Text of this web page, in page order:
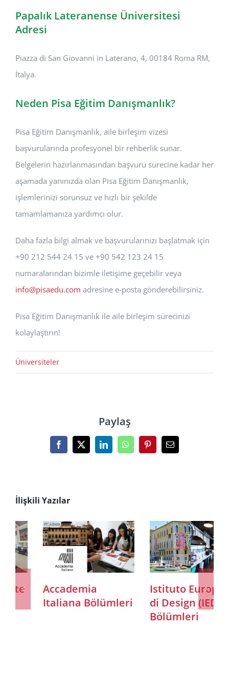
Papalık Lateranense Üniversitesi
Adresi
Piazza di San Giovanni in Laterano, 4, 00184 Roma RM,
İtalya.
Neden Pisa Eğitim Danışmanlık?
Pisa Eğitim Danışmanlık, aile birleşim vizesi
başvurularında profesyonel bir rehberlik sunar.
Belgelerin hazırlanmasından başvuru sürecine kadar her
aşamada yanınızda olan Pisa Eğitim Danışmanlık,
işlemlerinizi sorunsuz ve hızlı bir şekilde
tamamlamanıza yardımcı olur.
Daha fazla bilgi almak ve başvurularınızı başlatmak için
+90 212 544 24 15 ve +90 542 123 24 15
numaralarından bizimle iletişime geçebilir veya
info@pisaedu.com adresine e-posta gönderebilirsiniz.
Pisa Eğitim Danışmanlık ile aile birleşim sürecinizi
kolaylaştırın!
Üniversiteler
Paylaş
Facebook
X LinkedInWhatsAppPinterest
E-
İlişkili Yazılar
Istituto Europeo
di Design (IED)
Istituto
Marangoni
Bölümleri